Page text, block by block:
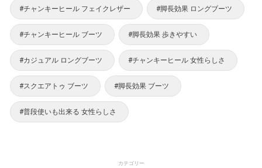
カテゴリー
#チャンキーヒール フェイクレザー #脚長効果 ロングブーツ
#チャンキーヒール ブーツ #脚長効果 歩きやすい
#カジュアル ロングブーツ #チャンキーヒール 女性らしさ
#スクエアトゥ ブーツ #脚長効果 ブーツ
#普段使いも出来る 女性らしさ